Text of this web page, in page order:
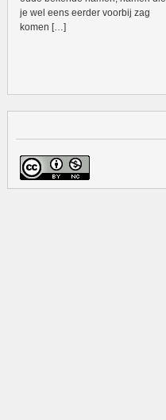
je wel eens eerder voorbij zag
komen […]